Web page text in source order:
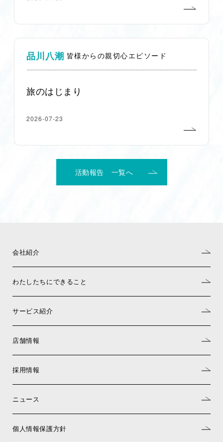
品川八潮 皆様からの親切心エピソード
旅のはじまり
2026-07-23
活動報告 一覧へ
会社紹介
わたしたちにできること
サービス紹介
店舗情報
採用情報
ニュース
個人情報保護方針